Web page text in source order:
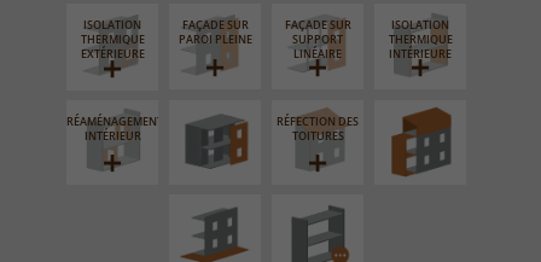
ISOLATION
THERMIQUE
EXTÉRIEURE
FAÇADE SUR
PAROI PLEINE
FAÇADE SUR
SUPPORT
LINÉAIRE
ISOLATION
THERMIQUE
INTÉRIEURE
RÉAMÉNAGEMENT
INTÉRIEUR
FERMETURE
LOGGIAS
RÉFECTION DES
TOITURES
SURÉLÉVATION
EXTENSION
AMÉNAGEMENT
EXTÉRIEUR
PROCÉDÉ
PARTICULIER